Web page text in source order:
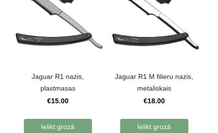
Jaguar R1 nazis,
plastmasas
€15.00
Ielikt grozā
Jaguar R1 M filieru nazis,
metaliskais
€18.00
Ielikt grozā